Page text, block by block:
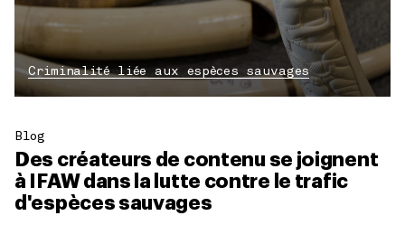
Criminalité liée aux espèces sauvages
Blog
Des créateurs de contenu se joignent
à IFAW dans la lutte contre le trafic
d'espèces sauvages